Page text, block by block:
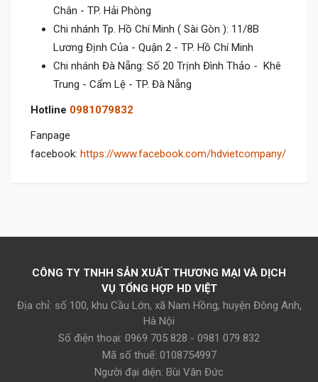
Chân - TP. Hải Phòng
Chi nhánh Tp. Hồ Chí Minh ( Sài Gòn ): 11/8B
Lương Định Của - Quận 2 - TP. Hồ Chí Minh
Chi nhánh Đà Nẵng: Số 20 Trịnh Đình Thảo - Khê
Trung - Cẩm Lệ - TP. Đà Nẵng
Hotline 0981079832
Fanpage
facebook: https://www.facebook.com/hdvietcompany/
Click
CÔNG TY TNHH SẢN XUẤT THƯƠNG MẠI VÀ DỊCH
VỤ TỔNG HỢP HD VIỆT
Địa chỉ: số 100, khu Cầu Lớn, xã Nam Hồng, huyện Đông Anh,
Hà Nội
Số điện thoại: 0969 705 828 - 0981 079 832
Mã số thuế: 0108754997
Người đại diện: Bùi Văn Đức